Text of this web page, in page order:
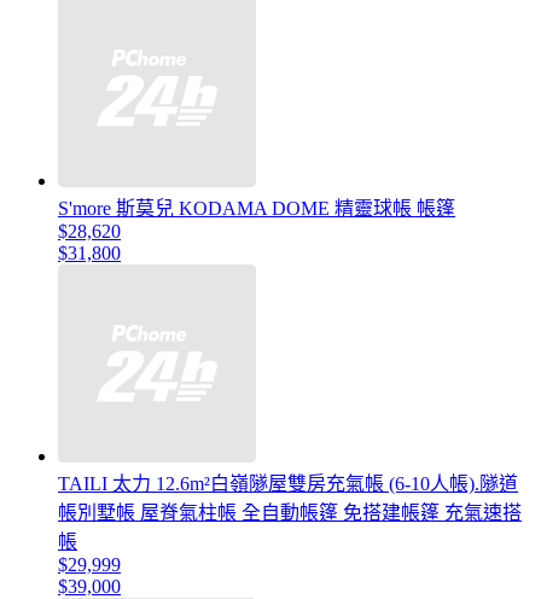
S'more 斯莫兒 KODAMA DOME 精靈球帳 帳篷
$28,620
$31,800
TAILI 太力 12.6m²白嶺隧屋雙房充氣帳 (6-10人帳).隧道
帳別墅帳 屋脊氣柱帳 全自動帳篷 免搭建帳篷 充氣速搭
帳
$29,999
$39,000